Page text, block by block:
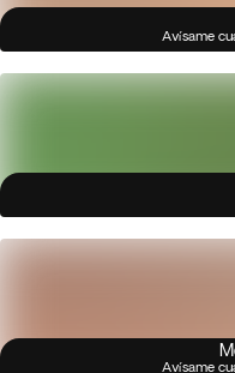
Avísame
Avísame